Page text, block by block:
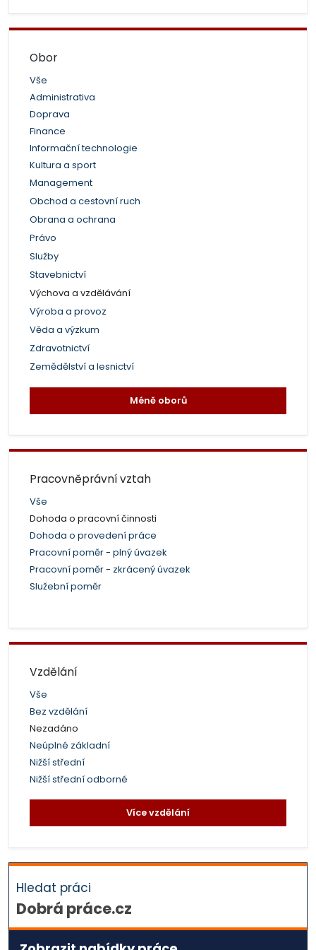
Obor
Vše
Administrativa
Doprava
Finance
Informační technologie
Kultura a sport
Management
Obchod a cestovní ruch
Obrana a ochrana
Právo
Služby
Stavebnictví
Výchova a vzdělávání
Výroba a provoz
Věda a výzkum
Zdravotnictví
Zemědělství a lesnictví
Méně oborů
Pracovněprávní vztah
Vše
Dohoda o pracovní činnosti
Dohoda o provedení práce
Pracovní poměr - plný úvazek
Pracovní poměr - zkrácený úvazek
Služební poměr
Vzdělání
Vše
Bez vzdělání
Nezadáno
Neúplné základní
Nižší střední
Nižší střední odborné
Více vzdělání
Hledat práci
Dobrá práce.cz